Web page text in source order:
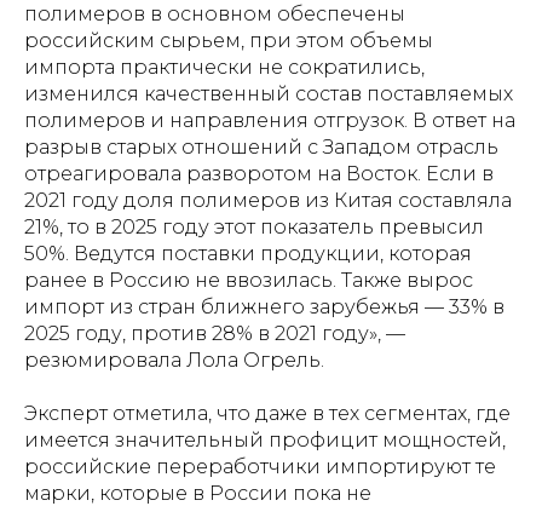
полимеров в основном обеспечены
российским сырьем, при этом объемы
импорта практически не сократились,
изменился качественный состав поставляемых
полимеров и направления отгрузок. В ответ на
разрыв старых отношений с Западом отрасль
отреагировала разворотом на Восток. Если в
2021 году доля полимеров из Китая составляла
21%, то в 2025 году этот показатель превысил
50%. Ведутся поставки продукции, которая
ранее в Россию не ввозилась. Также вырос
импорт из стран ближнего зарубежья — 33% в
2025 году, против 28% в 2021 году», —
резюмировала Лола Огрель.
Эксперт отметила, что даже в тех сегментах, где
имеется значительный профицит мощностей,
российские переработчики импортируют те
марки, которые в России пока не